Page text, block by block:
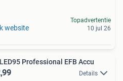
website
Topadvertentie
10 jul 26
Professional EFB Accu
Details